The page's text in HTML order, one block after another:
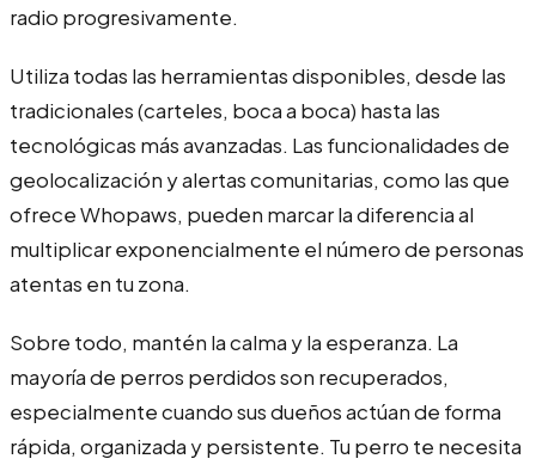
radio progresivamente.
Utiliza todas las herramientas disponibles, desde las
tradicionales (carteles, boca a boca) hasta las
tecnológicas más avanzadas. Las funcionalidades de
geolocalización y alertas comunitarias, como las que
ofrece Whopaws, pueden marcar la diferencia al
multiplicar exponencialmente el número de personas
atentas en tu zona.
Sobre todo, mantén la calma y la esperanza. La
mayoría de perros perdidos son recuperados,
especialmente cuando sus dueños actúan de forma
rápida, organizada y persistente. Tu perro te necesita